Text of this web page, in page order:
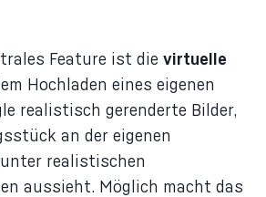
Feature ist die virtuelle
Hochladen eines eigenen
realistisch gerenderte Bilder,
an der eigenen
realistischen
aussieht. Möglich macht das